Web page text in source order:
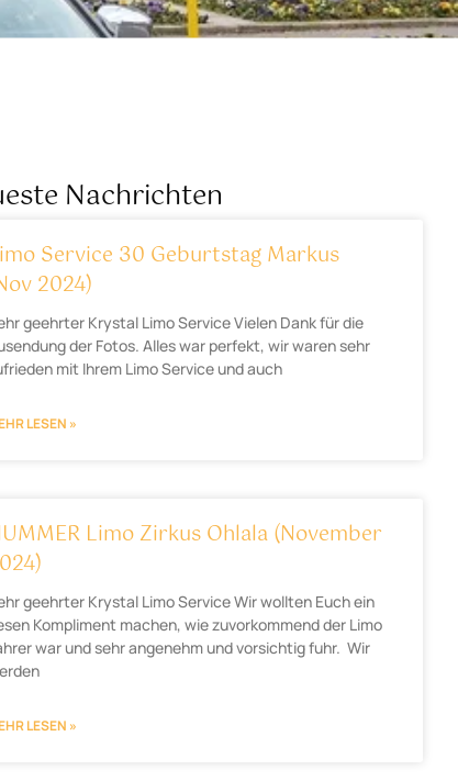
Nachrichten
Service 30 Geburtstag Markus
2024)
geehrter Krystal Limo Service Vielen Dank für die
der Fotos. Alles war perfekt, wir waren sehr
mit Ihrem Limo Service und auch
LESEN »
Limo Zirkus Ohlala (November
geehrter Krystal Limo Service Wir wollten Euch ein
Kompliment machen, wie zuvorkommend der Limo
war und sehr angenehm und vorsichtig fuhr. Wir
LESEN »